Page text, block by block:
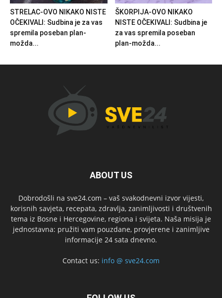
STRELAC-OVO NIKAKO NISTE
OČEKIVALI: Sudbina je za vas
spremila poseban plan-
možda...
ŠKORPIJA-OVO NIKAKO
NISTE OČEKIVALI: Sudbina je
za vas spremila poseban
plan-možda...
ABOUT US
Dobrodošli na sve24.com – vaš svakodnevni izvor vijesti,
korisnih savjeta, recepata, zdravlja, zanimljivosti i društvenih
tema iz Bosne i Hercegovine, regiona i svijeta. Naša misija je
jednostavna: pružiti vam pouzdane, provjerene i zanimljive
informacije 24 sata dnevno.
Contact us: info @ sve24.com